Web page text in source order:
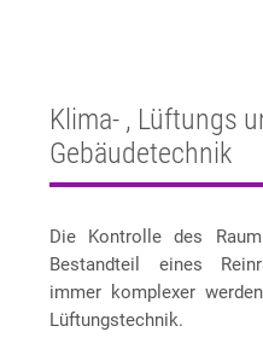
Klima- , Lüftungs
Gebäudetechnik
Die Kontrolle des
Bestandteil eines
immer komplexer
Lüftungstechnik.